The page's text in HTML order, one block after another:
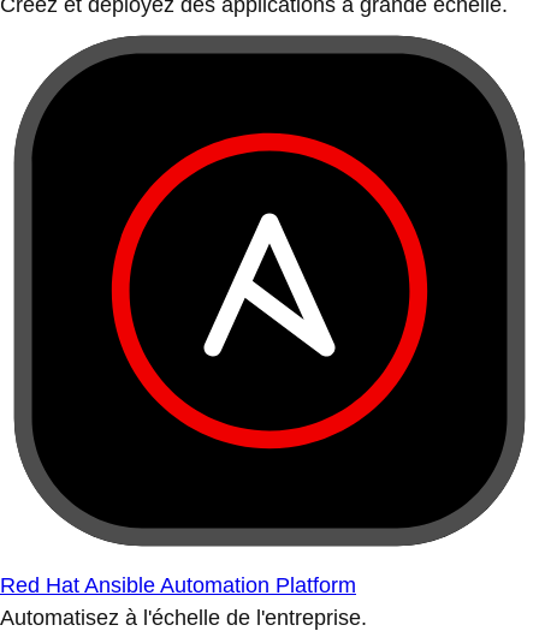
Créez et déployez des applications à grande échelle.
Red Hat Ansible Automation Platform
Automatisez à l'échelle de l'entreprise.